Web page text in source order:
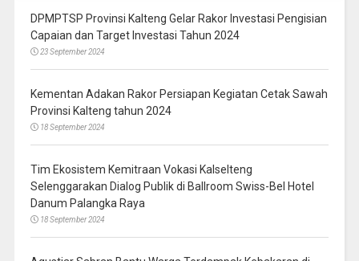
DPMPTSP Provinsi Kalteng Gelar Rakor Investasi Pengisian
Capaian dan Target Investasi Tahun 2024
23 September 2024
Kementan Adakan Rakor Persiapan Kegiatan Cetak Sawah
Provinsi Kalteng tahun 2024
18 September 2024
Tim Ekosistem Kemitraan Vokasi Kalselteng
Selenggarakan Dialog Publik di Ballroom Swiss-Bel Hotel
Danum Palangka Raya
18 September 2024